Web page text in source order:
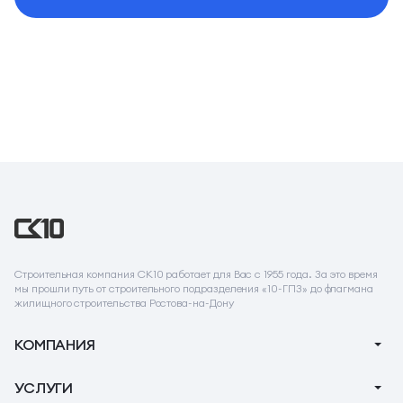
Строительная компания СК10 работает для Вас с 1955 года. За это время
мы прошли путь от строительного подразделения «10-ГПЗ» до флагмана
жилищного строительства Ростова-на-Дону
КОМПАНИЯ
О компании
УСЛУГИ